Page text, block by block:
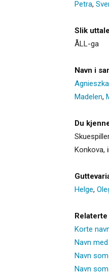
Petra,
Slik
ÅLL-ga
Navn i
Agnieszka
Madelen,
Du
Konkova,
Helge,
Korte
Navn
Navn
Navn